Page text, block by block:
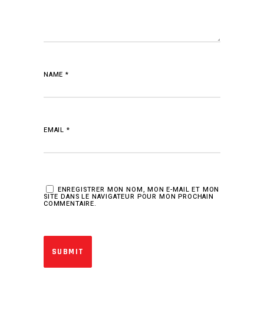
NAME*
EMAIL *
ENREGISTRER MON NOM, MON E-MAIL ET MON
SITE DANS LE NAVIGATEUR POUR MON PROCHAIN
COMMENTAIRE.